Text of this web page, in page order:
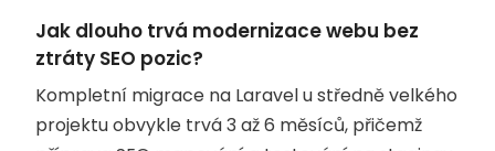
Jak dlouho trvá modernizace webu bez
ztráty SEO pozic?
Kompletní migrace na Laravel u středně velkého
projektu obvykle trvá 3 až 6 měsíců, přičemž